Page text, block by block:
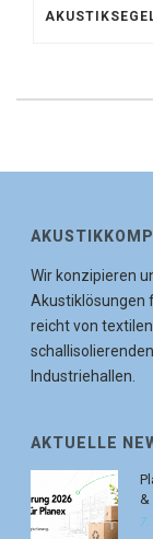
Wir konzipieren
Akustiklösungen
reicht von
Industriehallen.
AKTUELLE
&
7.